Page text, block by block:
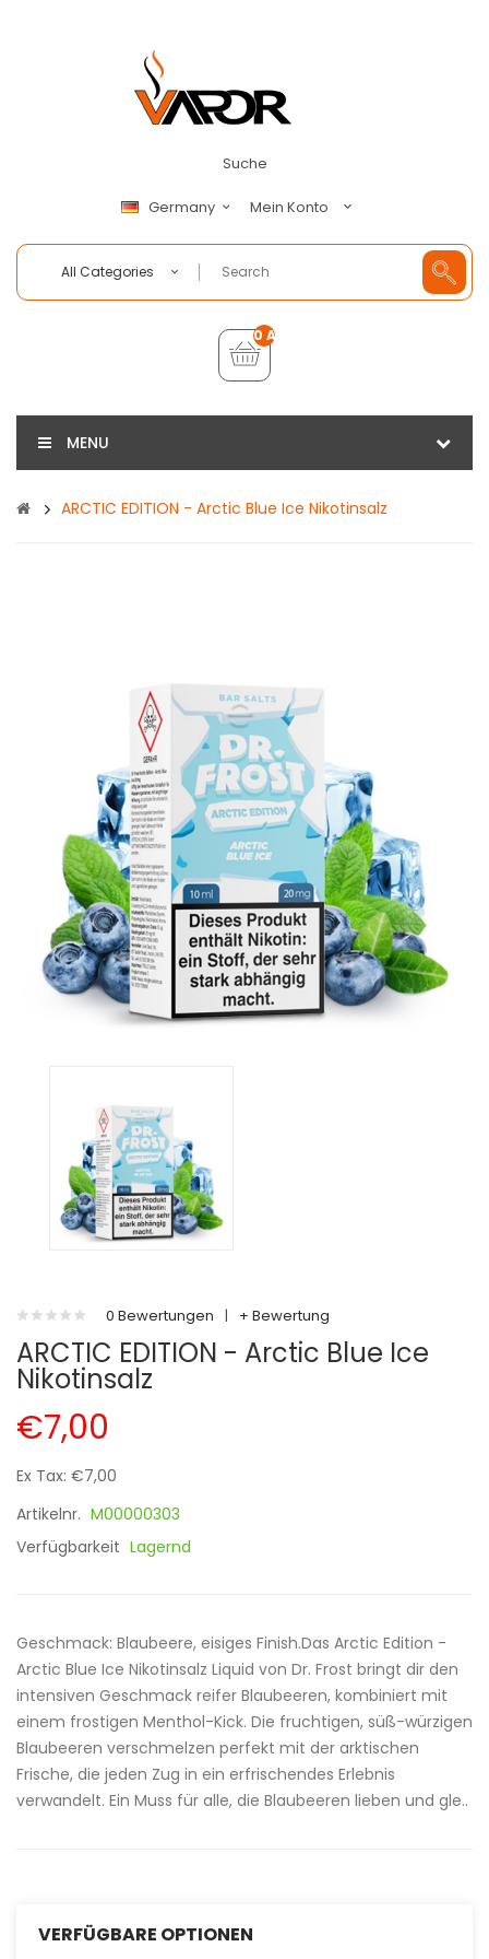
Suche
Germany Mein Konto
All Categories
0 Artikel - €0,00
MENU
ARCTIC EDITION - Arctic Blue Ice Nikotinsalz
0 Bewertungen | + Bewertung
ARCTIC EDITION - Arctic Blue Ice
Nikotinsalz
€7,00
Ex Tax: €7,00
Artikelnr. M00000303
Verfügbarkeit Lagernd
Geschmack: Blaubeere, eisiges Finish.Das Arctic Edition -
Arctic Blue Ice Nikotinsalz Liquid von Dr. Frost bringt dir den
intensiven Geschmack reifer Blaubeeren, kombiniert mit
einem frostigen Menthol-Kick. Die fruchtigen, süß-würzigen
Blaubeeren verschmelzen perfekt mit der arktischen
Frische, die jeden Zug in ein erfrischendes Erlebnis
verwandelt. Ein Muss für alle, die Blaubeeren lieben und gle..
VERFÜGBARE OPTIONEN